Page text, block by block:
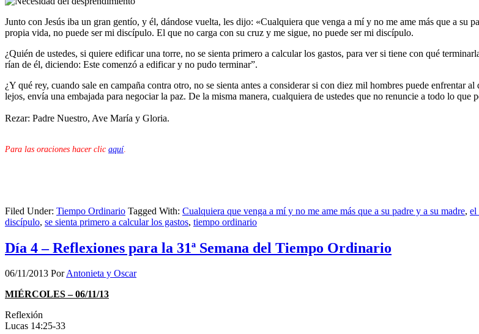
Junto con Jesús iba un gran gentío, y él, dándose vuelta, les dijo: «Cualquiera que venga a mí y no me ame más que a su
propia vida, no puede ser mi discípulo. El que no carga con su cruz y me sigue, no puede ser mi discípulo.
¿Quién de ustedes, si quiere edificar una torre, no se sienta primero a calcular los gastos, para ver si tiene con qué
rían de él, diciendo: Este comenzó a edificar y no pudo terminar”.
¿Y qué rey, cuando sale en campaña contra otro, no se sienta antes a considerar si con diez mil hombres puede enfrentar
lejos, envía una embajada para negociar la paz. De la misma manera, cualquiera de ustedes que no renuncie a todo lo que
Rezar: Padre Nuestro, Ave María y Gloria.
Para las oraciones hacer clic aquí.
Filed Under: Tiempo Ordinario Tagged With: Cualquiera que venga a mí y no me ame más que a su padre y a su madre, el
discípulo, se sienta primero a calcular los gastos, tiempo ordinario
Día 4 – Reflexiones para la 31ª Semana del Tiempo Ordinario
06/11/2013 PorAntonieta y Oscar
MIÉRCOLES – 06/11/13
Reflexión
Lucas 14:25-33